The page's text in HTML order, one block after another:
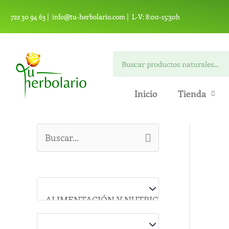
contenido
722 30 94 63 | info@tu-herbolario.com | L-V: 8:00-15:30h
Inicio Tienda
s
a